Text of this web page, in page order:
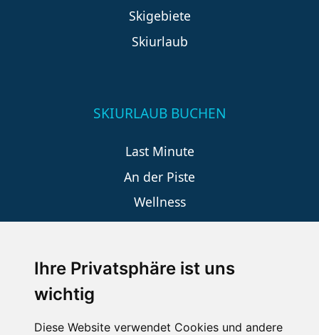
Ihre Privatsphäre ist uns
wichtig
Diese Website verwendet Cookies und andere
Skigebiete
Skiurlaub
SKIURLAUB BUCHEN
Last Minute
An der Piste
Wellness
SCHNEEHÖHEN SKI APP
Die Schneehoehen Ski APP für iOS und Android - Ein
Muss für alle Wintersportler und Schneefreaks!